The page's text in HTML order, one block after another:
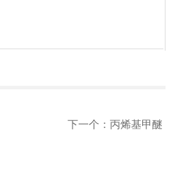
下一个： 丙烯基甲醚